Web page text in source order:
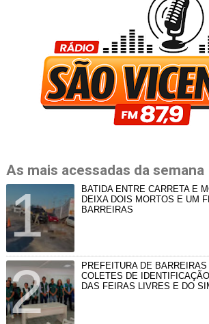
As mais acessadas da semana
BATIDA ENTRE CARRETA E
DEIXA DOIS MORTOS E UM
BARREIRAS
PREFEITURA DE
COLETES DE
DAS FEIRAS LIVRES E DO